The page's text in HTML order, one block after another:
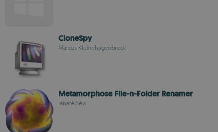
CloneSpy
Marcus Kleinehagenbrock
Metamorphose File-n-Folder Renamer
Ianaré Sévi